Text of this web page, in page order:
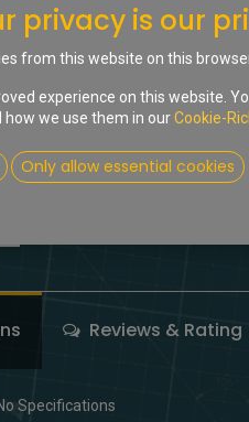
Share :
Reviews & Rating
Specifications
privacy is our
from this website on this
experience on this website.
we use them in ourCookie-
Only allow essential cookies